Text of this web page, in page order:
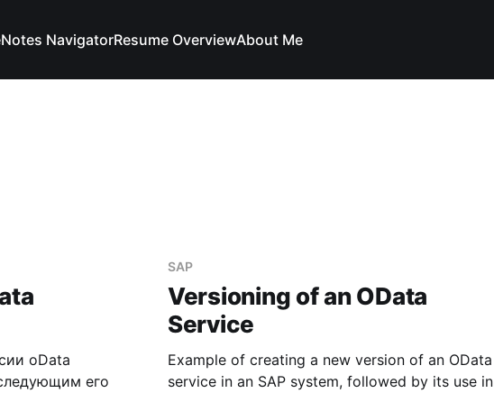
Notes NavigatorResume OverviewAbout Me
oData
его
SAP
Versioning of an OData
Service
Example of creating a new version of an OData
service in an SAP system, followed by its use in